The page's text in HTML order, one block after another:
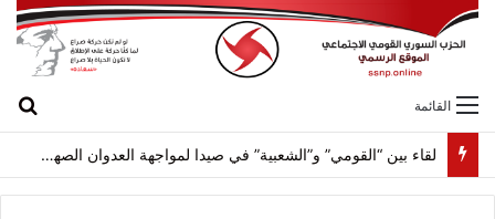
القائمة
لقاء بين “القومي” و”الشعبية” في صيدا لمواجهة العدوان الصهيونيّ وإسقاط مشاريعه وسياساته